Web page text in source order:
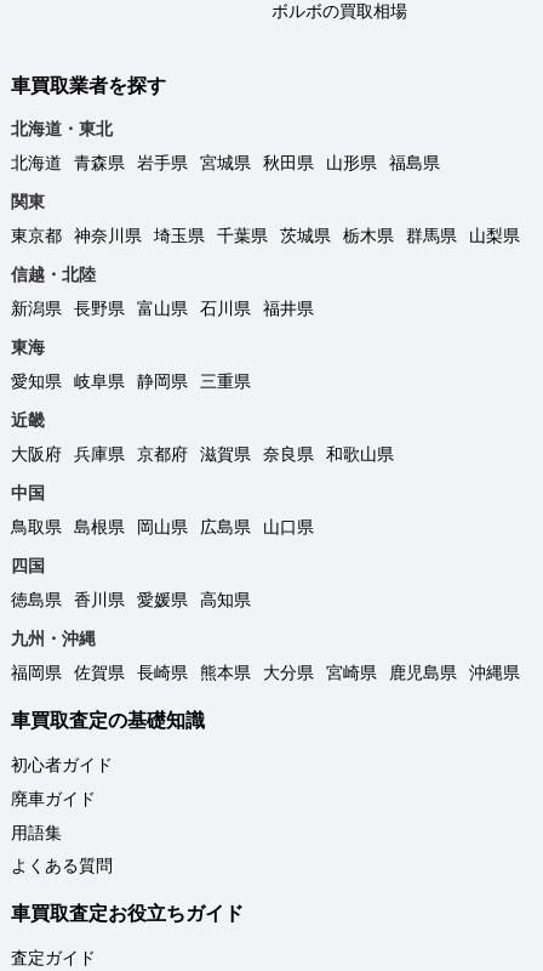
ボルボの買取相場
車買取業者を探す
北海道・東北
北海道
青森県 岩手県 宮城県 秋田県 山形県
福島県
関東
東京都
神奈川県 埼玉県 千葉県 茨城県 栃木県 群馬県
山梨県
信越・北陸
新潟県
長野県 富山県 石川県
福井県
東海
愛知県
岐阜県 静岡県
三重県
近畿
大阪府
兵庫県 京都府 滋賀県 奈良県
和歌山県
中国
鳥取県
島根県 岡山県 広島県
山口県
四国
徳島県
香川県 愛媛県
高知県
九州・沖縄
福岡県
佐賀県 長崎県 熊本県 大分県 宮崎県 鹿児島県 沖縄県
車買取査定の基礎知識
初心者ガイド
廃車ガイド
用語集
よくある質問
車買取査定お役立ちガイド
査定ガイド